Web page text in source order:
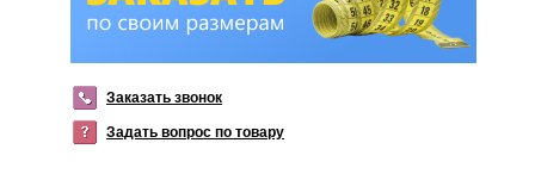
Заказать звонок
Задать вопрос по товару